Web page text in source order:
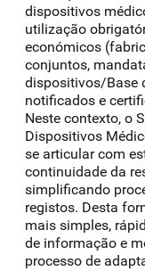
dispositivos
utilização
económicos
conjuntos,
dispositivos/Base
notificados e
Neste contexto, o
Dispositivos
se articular com
continuidade da
simplificando
registos. Desta
mais simples,
de informação e
processo de